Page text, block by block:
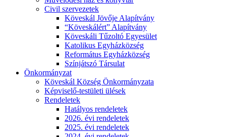
Civil szervezetek
Köveskál Jövője Alapítvány
“Köveskálért” Alapítvány
Köveskáli Tűzoltó Egyesület
Katolikus Egyházközség
Református Egyházközség
Színjátszó Társulat
Önkormányzat
Köveskál Község Önkormányzata
Képviselő-testületi ülések
Rendeletek
Hatályos rendeletek
2026. évi rendeletek
2025. évi rendeletek